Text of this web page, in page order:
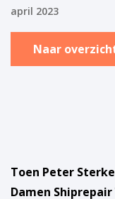
april 2023
Naar
Toen Peter
Damen